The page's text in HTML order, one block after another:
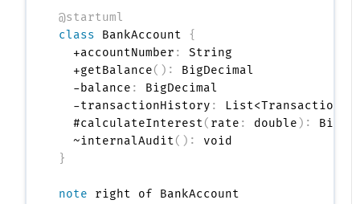
@startuml
class BankAccount {
  +accountNumber
:
String
  +getBalance
( ) :
BigDecimal
  -balance
:
BigDecimal
  -transactionHistory
:
List<Transaction>
  #calculateInterest
( rate : double ) :
  ~internalAudit
( ) :
}
note right of BankAccount